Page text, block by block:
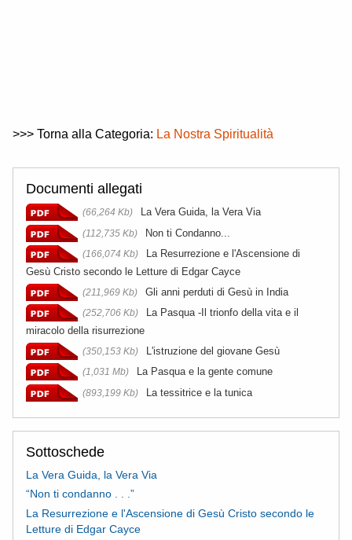
>>> Torna alla Categoria: La Nostra Spiritualità
Documenti allegati
(66,264 Kb) La Vera Guida, la Vera Via
(112,735 Kb) Non ti Condanno...
(166,074 Kb)
La Resurrezione e l'Ascensione di
Gesù Cristo secondo le Letture di Edgar Cayce
(211,969 Kb) Gli anni perduti di Gesù in India
(252,706 Kb)
La Pasqua -Il trionfo della vita e il
miracolo della risurrezione
(350,153 Kb) L'istruzione del giovane Gesù
(1,031 Mb) La Pasqua e la gente comune
(893,199 Kb) La tessitrice e la tunica
Sottoschede
La Vera Guida, la Vera Via
“Non ti condanno . . .”
La Resurrezione e l'Ascensione di Gesù Cristo secondo le
Letture di Edgar Cayce